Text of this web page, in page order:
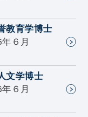
教育学博士
６月
文学博士
６月